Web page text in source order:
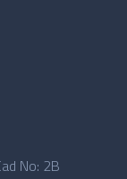
No: 2B